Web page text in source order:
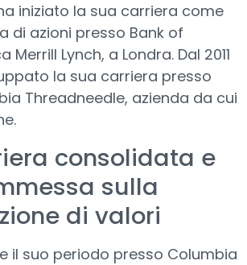
iniziato la sua carriera come
di azioni presso Bank of
Merrill Lynch, a Londra. Dal 2011
la sua carriera presso
Threadneedle, azienda da cui
consolidata e
sulla
di valori
il suo periodo presso Columbia